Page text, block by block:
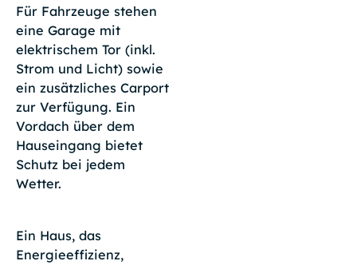
Für Fahrzeuge stehen
eine Garage mit
elektrischem Tor (inkl.
Strom und Licht) sowie
ein zusätzliches Carport
zur Verfügung. Ein
Vordach über dem
Hauseingang bietet
Schutz bei jedem
Wetter.
Ein Haus, das
Energieeffizienz,